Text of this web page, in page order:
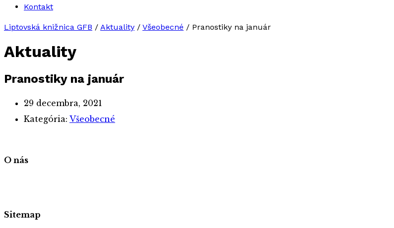
Kontakt
Liptovská knižnica GFB / Aktuality / Všeobecné / Pranostiky na január
Aktuality
Pranostiky na január
29 decembra, 2021
Kategória: Všeobecné
O nás
Sitemap